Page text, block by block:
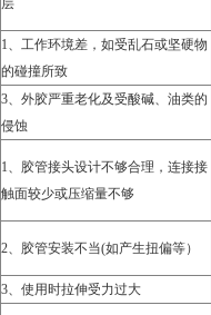
层
1、 工作环境差，如受乱石或坚硬物
的碰撞所致
3、外胶严重老化及受酸碱、油类的
侵蚀
1、胶管接头设计不够合理，连接接
触面较少或压缩量不够
2、胶管安装不当(如产生扭偏等）
3、使用时拉伸受力过大